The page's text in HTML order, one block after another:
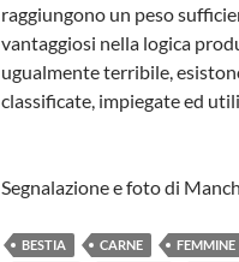
raggiungono un peso
vantaggiosi nella logica
ugualmente terribile,
classificate, impiegate ed
Segnalazione e foto di
BESTIA CARNE FEMMINE